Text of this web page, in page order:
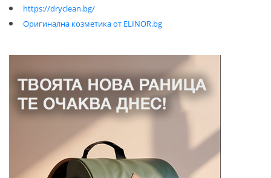
https://dryclean.bg/
Оригинална козметика от ELINOR.bg